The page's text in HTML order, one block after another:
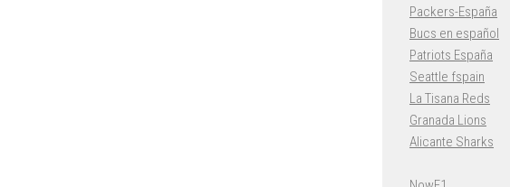
Packers-España
Bucs en español
Patriots España
Seattle fspain
La Tisana Reds
Granada Lions
Alicante Sharks